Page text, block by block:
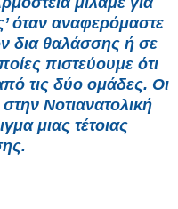
όταν αναφερόμαστε
δια θαλάσσης ή σε
πιστεύουμε ότι
τις δύο ομάδες. Οι
Νοτιανατολική
μιας τέτοιας